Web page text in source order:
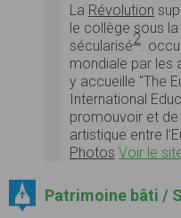
La Révolution
le collège sous
sécularisé2.
mondiale par les
y accueille "The
International
promouvoir et
artistique entre
Photos Voir le
Patrimoine bâti /